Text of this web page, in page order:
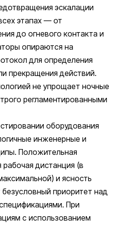
эскалации
этапах — от
до огневого контакта и
опираются на
для определения
прекращения действий.
не упрощает ночные
регламентированными
оборудования
инженерные и
Положительная
дистанция (в
и ясность
приоритет над
При
с использованием